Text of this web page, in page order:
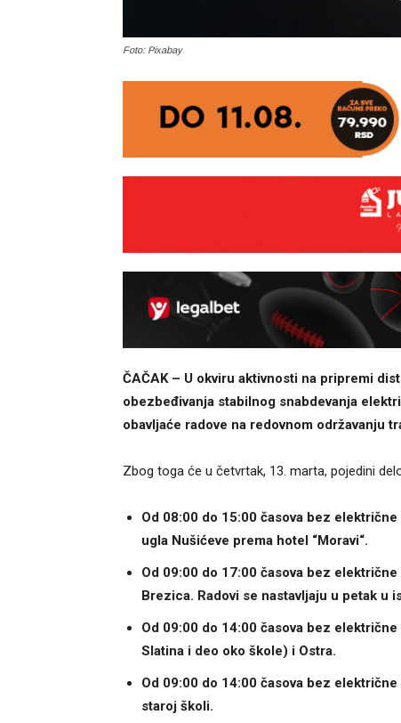
Foto: Pixabay
ČAČAK – U okviru aktivnosti na pripremi
obezbeđivanja stabilnog snabdevanja
obavljaće radove na redovnom održavanju
Zbog toga će u četvrtak, 13. marta, pojedini
Od 08:00 do 15:00 časova bez
ugla Nušićeve prema hotel “Moravi“.
Od 09:00 do 17:00 časova bez
Brezica. Radovi se nastavljaju u petak u
Od 09:00 do 14:00 časova bez
Slatina i deo oko škole) i Ostra.
Od 09:00 do 14:00 časova bez
staroj školi.